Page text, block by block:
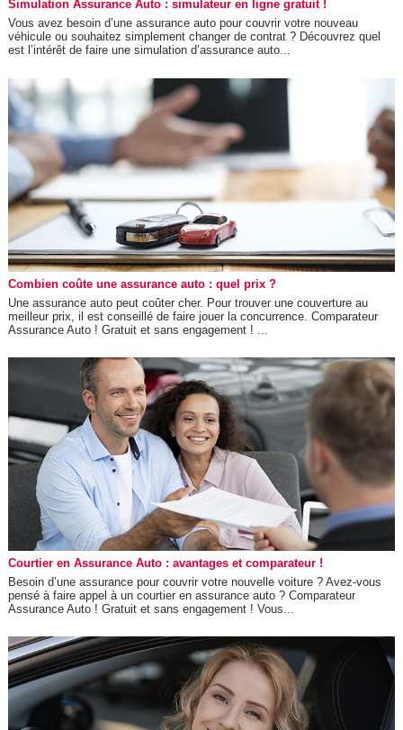
Simulation Assurance Auto : simulateur en ligne gratuit !
Vous avez besoin d’une assurance auto pour couvrir votre nouveau
véhicule ou souhaitez simplement changer de contrat ? Découvrez quel
est l’intérêt de faire une simulation d’assurance auto...
Combien coûte une assurance auto : quel prix ?
Une assurance auto peut coûter cher. Pour trouver une couverture au
meilleur prix, il est conseillé de faire jouer la concurrence. Comparateur
Assurance Auto ! Gratuit et sans engagement ! ...
Courtier en Assurance Auto : avantages et comparateur !
Besoin d’une assurance pour couvrir votre nouvelle voiture ? Avez-vous
pensé à faire appel à un courtier en assurance auto ? Comparateur
Assurance Auto ! Gratuit et sans engagement ! Vous...